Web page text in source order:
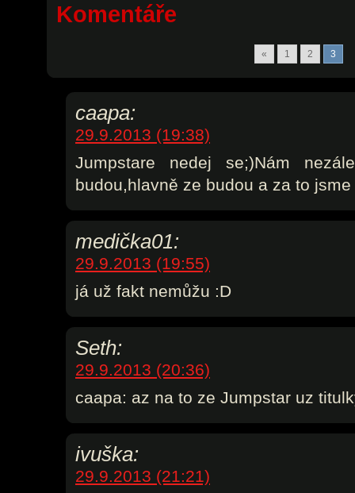
Komentáře
« 1 2 3
caapa:
29.9.2013 (19:38)
Jumpstare nedej se;)Nám
budou,hlavně ze budou a za to
medička01:
29.9.2013 (19:55)
já už fakt nemůžu :D
Seth:
29.9.2013 (20:36)
caapa: az na to ze Jumpstar uz
ivuška:
29.9.2013 (21:21)